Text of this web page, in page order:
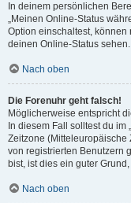
In deinem persönlichen
„Meinen Online-Status
Option einschaltest,
deinen Online-Status
Nach oben
Die Forenuhr geht falsch!
Möglicherweise entspricht
In diesem Fall solltest du im
Zeitzone (Mitteleuropäische
von registrierten Benutzern
bist, ist dies ein guter
Nach oben